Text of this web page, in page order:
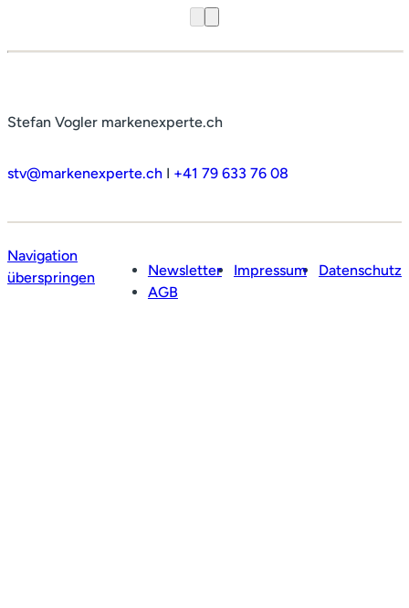
Stefan Vogler markenexperte.ch
stv@markenexperte.ch I +41 79 633 76 08
Navigation
überspringen
Newsletter Impressum
Datenschutz
AGB